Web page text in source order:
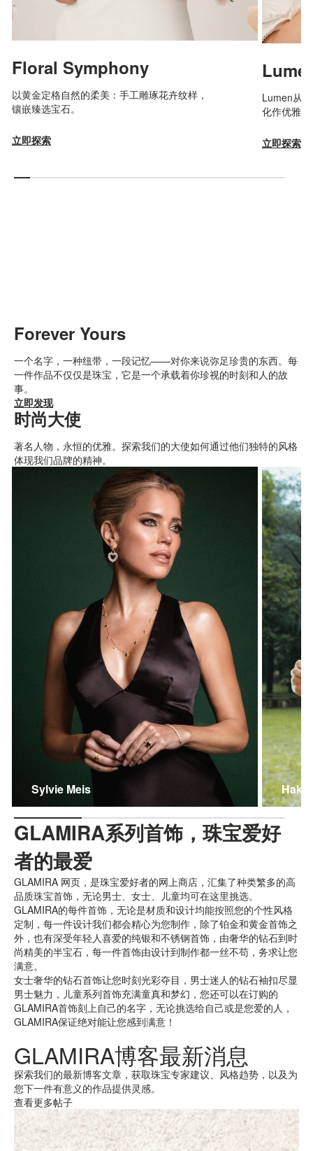
Floral Symphony
以黄金定格自然的柔美：手工雕琢花卉纹样，
镶嵌臻选宝石。
立即探索
Lumen从
化作优雅
立即探索
Forever Yours
一个名字，一种纽带，一段记忆——对你来说弥足珍贵的东西。每
一件作品不仅仅是珠宝，它是一个承载着你珍视的时刻和人的故
事。
立即发现
时尚大使
著名人物，永恒的优雅。探索我们的大使如何通过他们独特的风格
体现我们品牌的精神。
Sylvie Meis
GLAMIRA系列首饰，珠宝爱好
者的最爱
GLAMIRA 网页，是珠宝爱好者的网上商店，汇集了种类繁多的高
品质珠宝首饰，无论男士、女士、儿童均可在这里挑选。
GLAMIRA的每件首饰，无论是材质和设计均能按照您的个性风格
定制，每一件设计我们都会精心为您制作，除了铂金和黄金首饰之
外，也有深受年轻人喜爱的纯银和不锈钢首饰，由奢华的钻石到时
尚精美的半宝石，每一件首饰由设计到制作都一丝不苟，务求让您
满意。
女士奢华的钻石首饰让您时刻光彩夺目，男士迷人的钻石袖扣尽显
男士魅力，儿童系列首饰充满童真和梦幻，您还可以在订购的
GLAMIRA首饰刻上自己的名字，无论挑选给自己或是您爱的人，
GLAMIRA保证绝对能让您感到满意！
GLAMIRA博客最新消息
探索我们的最新博客文章，获取珠宝专家建议、风格趋势，以及为
您下一件有意义的作品提供灵感。
查看更多帖子